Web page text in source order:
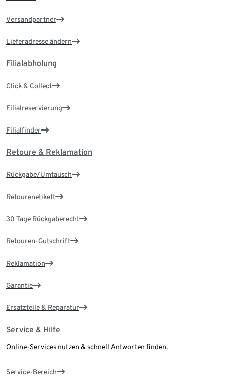
Versandpartner
Lieferadresse ändern
Filialabholung
Click & Collect
Filialreservierung
Filialfinder
Retoure & Reklamation
Rückgabe/Umtausch
Retourenetikett
30 Tage Rückgaberecht
Retouren-Gutschrift
Reklamation
Garantie
Ersatzteile & Reparatur
Service & Hilfe
Online-Services nutzen & schnell Antworten finden.
Service-Bereich